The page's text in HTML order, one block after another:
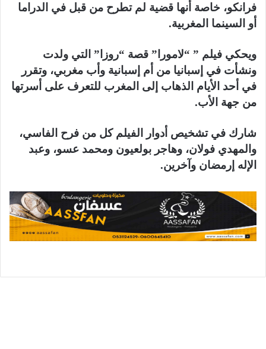
فرانكو، خاصة أنها قضية لم تطرح من قبل في الدراما
أو السينما المغربية.
ويحكي فيلم ” “لامورا” قصة “روزا” التي ولدت
ونشأت في إسبانيا من أم إسبانية وأب مغربي، وتقرر
في أحد الأيام الذهاب إلى المغرب للتعرف على أسرتها
من جهة الأب.
شارك في تشخيص أدوار الفيلم كل من فرح الفاسي،
والمهدي فولان، وهاجر بولعيون ومحمد عسو، وعبد
الإله إرمضان وآخرين.